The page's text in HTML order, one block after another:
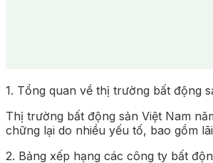
1. Tổng quan về thị trường bất động
Thị trường bất động sản Việt Nam
chững lại do nhiều yếu tố, bao gồm
2. Bảng xếp hạng các công ty bất